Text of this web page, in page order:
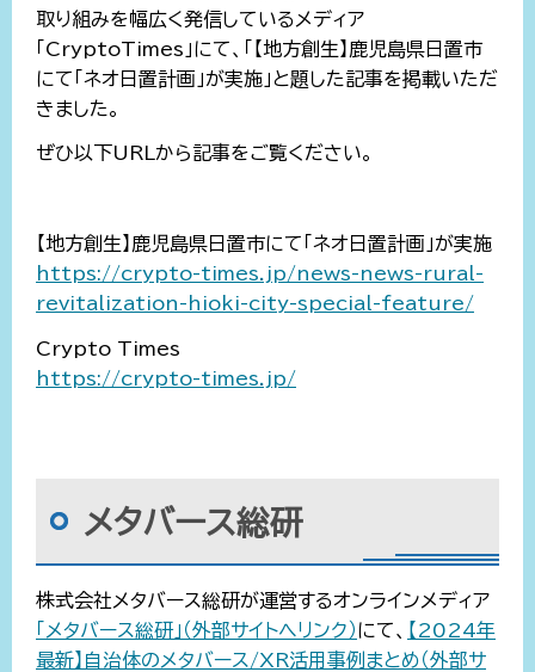
取り組みを幅広く発信しているメディア
「CryptoTimes」にて、「【地方創生】鹿児島県日置市
にて「ネオ日置計画」が実施」と題した記事を掲載いただ
きました。
ぜひ以下URLから記事をご覧ください。
【地方創生】鹿児島県日置市にて「ネオ日置計画」が実施
https://crypto-times.jp/news-news-rural-
revitalization-hioki-city-special-feature/
Crypto Times
https://crypto-times.jp/
メタバース総研
株式会社メタバース総研が運営するオンラインメディア
「メタバース総研」（外部サイトへリンク）にて、
【2024年
最新】自治体のメタバース/XR活用事例まとめ（外部サ